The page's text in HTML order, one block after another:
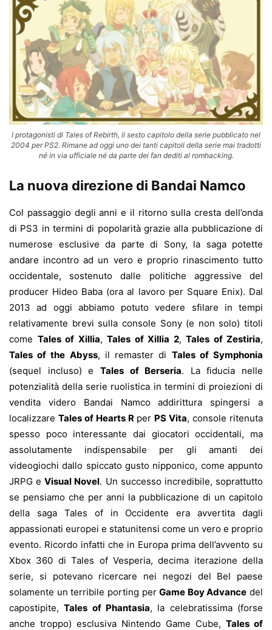
I protagonisti di Tales of Rebirth, il sesto capitolo della serie pubblicato nel
2004 per PS2. Rimane ad oggi uno dei tanti capitoli della serie mai tradotti
né in via ufficiale né da parte dei fan dediti al romhacking.
La nuova direzione di Bandai Namco
Col passaggio degli anni e il ritorno sulla cresta dell’onda
di PS3 in termini di popolarità grazie alla pubblicazione di
numerose esclusive da parte di Sony, la saga potette
andare incontro ad un vero e proprio rinascimento tutto
occidentale, sostenuto dalle politiche aggressive del
producer Hideo Baba (ora al lavoro per Square Enix). Dal
2013 ad oggi abbiamo potuto vedere sfilare in tempi
relativamente brevi sulla console Sony (e non solo) titoli
come Tales of Xillia, Tales of Xillia 2, Tales of Zestiria,
Tales of the Abyss, il remaster di Tales of Symphonia
(sequel incluso) e Tales of Berseria. La fiducia nelle
potenzialità della serie ruolistica in termini di proiezioni di
vendita videro Bandai Namco addirittura spingersi a
localizzare Tales of Hearts Rper PS Vita, console ritenuta
spesso poco interessante dai giocatori occidentali, ma
assolutamente indispensabile per gli amanti dei
videogiochi dallo spiccato gusto nipponico, come appunto
JRPG eVisual Novel. Un successo incredibile, soprattutto
se pensiamo che per anni la pubblicazione di un capitolo
della saga Tales of in Occidente era avvertita dagli
appassionati europei e statunitensi come un vero e proprio
evento. Ricordo infatti che in Europa prima dell’avvento su
Xbox 360 di Tales of Vesperia, decima iterazione della
serie, si potevano ricercare nei negozi del Bel paese
solamente un terribile porting perGame Boy Advance del
capostipite,Tales of Phantasia, la celebratissima (forse
anche troppo) esclusiva Nintendo Game Cube, Tales of